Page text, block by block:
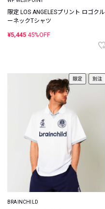
限定 LOS ANGELESプリント ロゴクル
ーネックTシャツ
¥5,445 45%OFF
限定 別注
BRAINCHILD